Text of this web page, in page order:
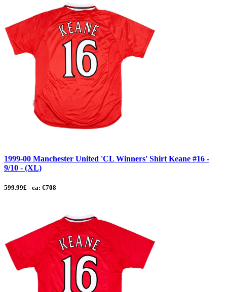
1999-00 Manchester United 'CL Winners' Shirt Keane #16 -
9/10 - (XL)
599.99£ - ca: €708